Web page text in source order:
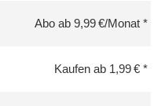
Abo ab 9,99 €/Monat
Kaufen ab 1,99 €